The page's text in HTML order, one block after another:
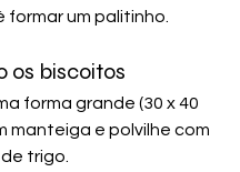
formar um palitinho.
os biscoitos
forma grande (30 x 40
manteiga e polvilhe com
trigo.